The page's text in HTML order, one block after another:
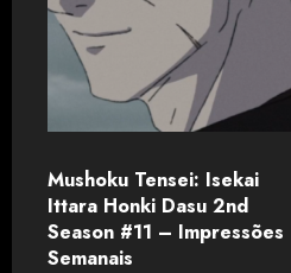
Mushoku Tensei: Isekai
Ittara Honki Dasu 2nd
Season #11 – Impressões
Semanais